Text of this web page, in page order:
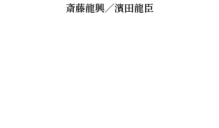
斎藤龍興／濱田龍臣